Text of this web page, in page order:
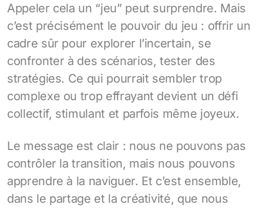
Appeler cela un “jeu” peut surprendre. Mais
c’est précisément le pouvoir du jeu : offrir un
cadre sûr pour explorer l’incertain, se
confronter à des scénarios, tester des
stratégies. Ce qui pourrait sembler trop
complexe ou trop effrayant devient un défi
collectif, stimulant et parfois même joyeux.
Le message est clair : nous ne pouvons pas
contrôler la transition, mais nous pouvons
apprendre à la naviguer. Et c’est ensemble,
dans le partage et la créativité, que nous